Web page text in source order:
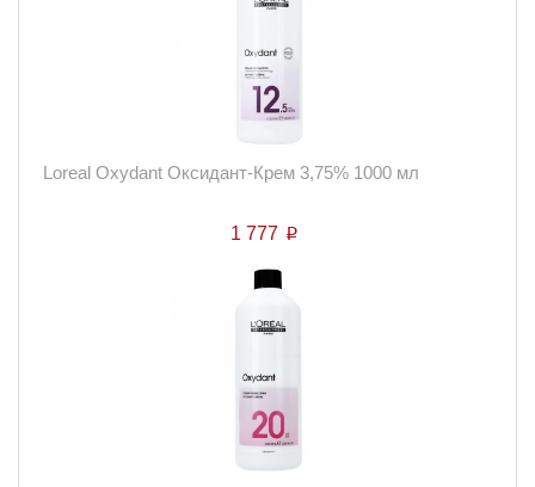
Loreal Oxydant Оксидант-Крем 3,75% 1000 мл
1 777 p